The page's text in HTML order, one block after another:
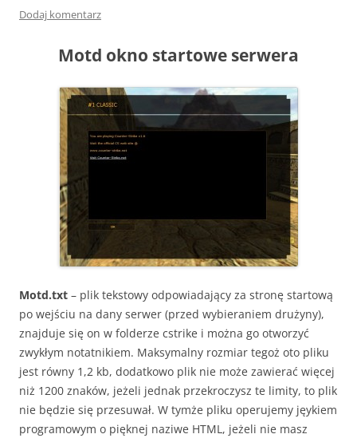
Dodaj komentarz
Motd okno startowe serwera
Motd.txt – plik tekstowy odpowiadający za stronę startową
po wejściu na dany serwer (przed wybieraniem drużyny),
znajduje się on w folderze cstrike i można go otworzyć
zwykłym notatnikiem. Maksymalny rozmiar tegoż oto pliku
jest równy 1,2 kb, dodatkowo plik nie może zawierać więcej
niż 1200 znaków, jeżeli jednak przekroczysz te limity, to plik
nie będzie się przesuwał. W tymże pliku operujemy jęykiem
programowym o pięknej naziwe HTML, jeżeli nie masz